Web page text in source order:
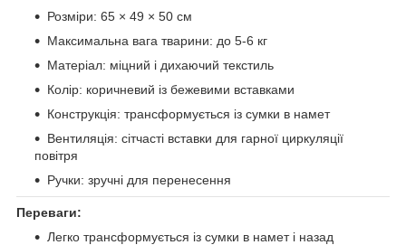
Розміри: 65 × 49 × 50 см
Максимальна вага тварини: до 5-6 кг
Матеріал: міцний і дихаючий текстиль
Колір: коричневий із бежевими вставками
Конструкція: трансформується із сумки в намет
Вентиляція: сітчасті вставки для гарної циркуляції
повітря
Ручки: зручні для перенесення
Переваги:
Легко трансформується із сумки в намет і назад